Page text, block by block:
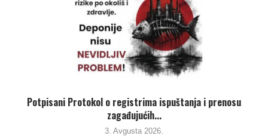
Potpisani Protokol o registrima ispuštanja i prenosu
zagađujućih...
3. Avgusta 2026.